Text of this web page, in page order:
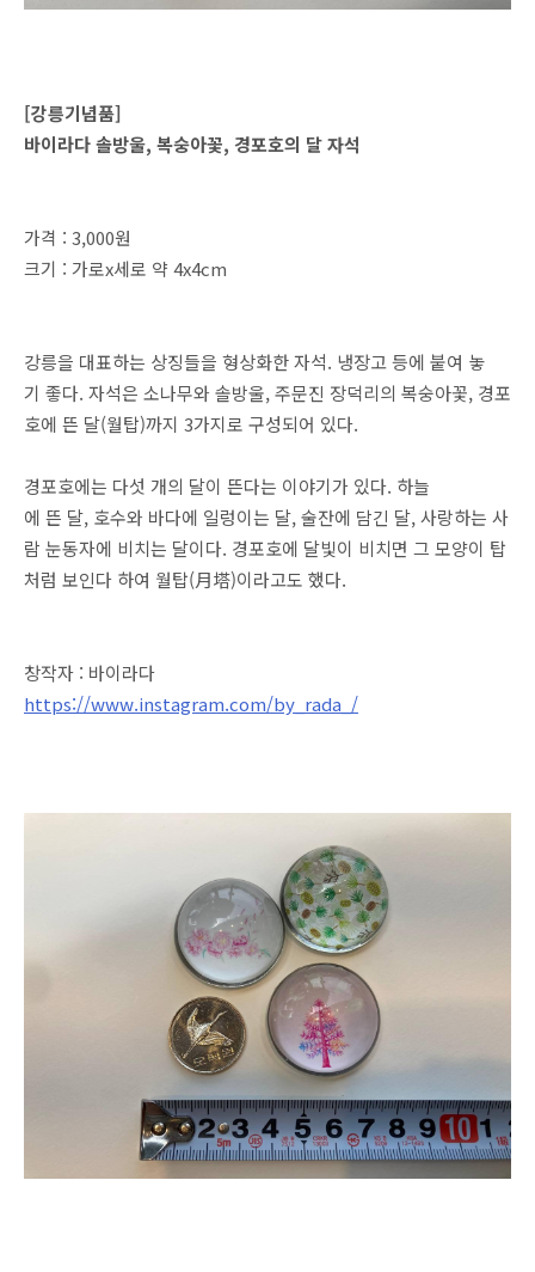
[강릉기념품]
바이라다 솔방울, 복숭아꽃, 경포호의 달 자석
가격 : 3,000원
크기 : 가로x세로 약 4x4cm
강릉을 대표하는 상징들을 형상화한 자석. 냉장고 등에 붙여 놓
기 좋다. 자석은 소나무와 솔방울, 주문진 장덕리의 복숭아꽃, 경포
호에 뜬 달(월탑)까지 3가지로 구성되어 있다.
경포호에는 다섯 개의 달이 뜬다는 이야기가 있다. 하늘
에 뜬 달, 호수와 바다에 일렁이는 달, 술잔에 담긴 달, 사랑하는 사
람 눈동자에 비치는 달이다. 경포호에 달빛이 비치면 그 모양이 탑
처럼 보인다 하여 월탑(月塔)이라고도 했다.
창작자 : 바이라다
https://www.instagram.com/by_rada_/